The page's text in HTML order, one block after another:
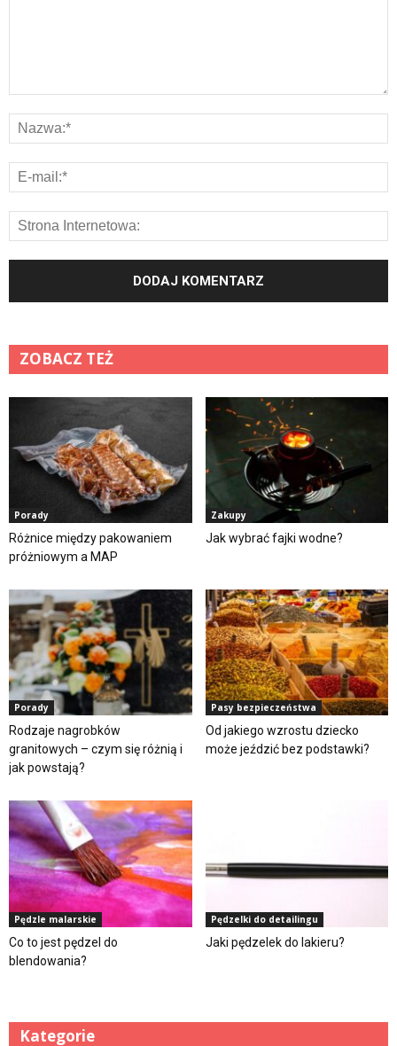
ZOBACZ TEŻ
Porady
Różnice między pakowaniem
próżniowym a MAP
Zakupy
Jak wybrać fajki wodne?
Porady
Rodzaje nagrobków
granitowych – czym się różnią i
jak powstają?
Pasy bezpieczeństwa
Od jakiego wzrostu dziecko
może jeździć bez podstawki?
Pędzle malarskie
Co to jest pędzel do
blendowania?
Pędzelki do detailingu
Jaki pędzelek do lakieru?
Kategorie